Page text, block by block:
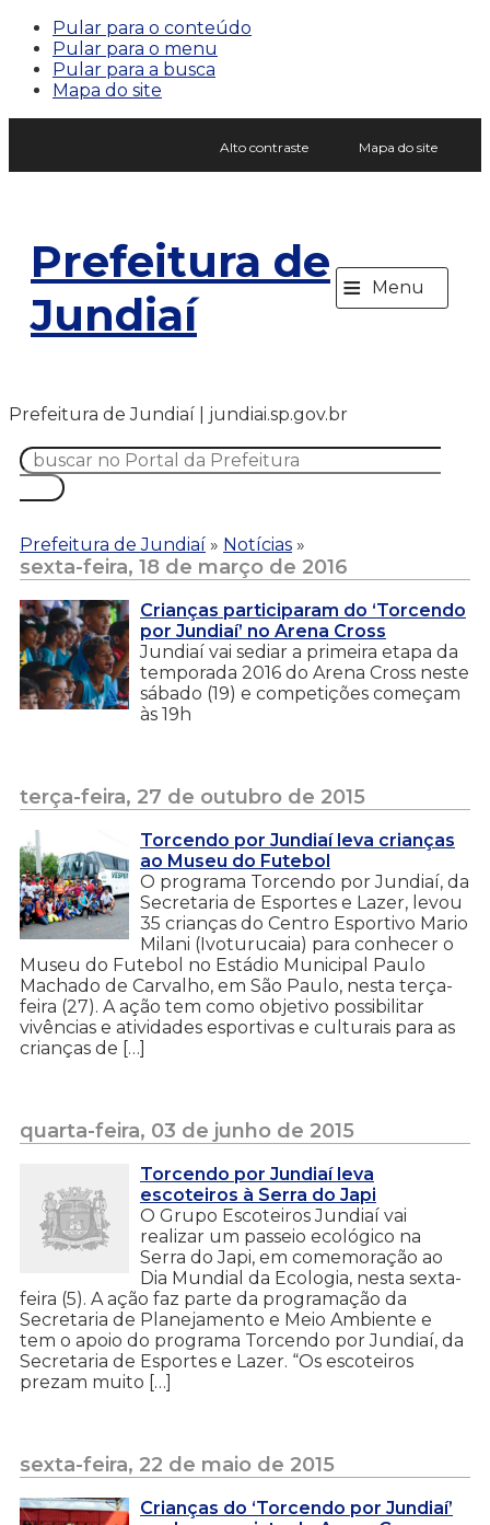
Pular para o conteúdo
Pular para o menu
Pular para a busca
Mapa do site
Alto contraste Mapa do site
Prefeitura de
Jundiaí
≡ Menu
Prefeitura de Jundiaí | jundiai.sp.gov.br
Prefeitura de Jundiaí » Notícias »
sexta-feira, 18 de março de 2016
Crianças participaram do ‘Torcendo
por Jundiaí’ no Arena Cross
Jundiaí vai sediar a primeira etapa da
temporada 2016 do Arena Cross neste
sábado (19) e competições começam
às 19h
terça-feira, 27 de outubro de 2015
Torcendo por Jundiaí leva crianças
ao Museu do Futebol
O programa Torcendo por Jundiaí, da
Secretaria de Esportes e Lazer, levou
35 crianças do Centro Esportivo Mario
Milani (Ivoturucaia) para conhecer o
Museu do Futebol no Estádio Municipal Paulo
Machado de Carvalho, em São Paulo, nesta terça-
feira (27). A ação tem como objetivo possibilitar
vivências e atividades esportivas e culturais para as
crianças de […]
quarta-feira, 03 de junho de 2015
Torcendo por Jundiaí leva
escoteiros à Serra do Japi
O Grupo Escoteiros Jundiaí vai
realizar um passeio ecológico na
Serra do Japi, em comemoração ao
Dia Mundial da Ecologia, nesta sexta-
feira (5). A ação faz parte da programação da
Secretaria de Planejamento e Meio Ambiente e
tem o apoio do programa Torcendo por Jundiaí, da
Secretaria de Esportes e Lazer. “Os escoteiros
prezam muito […]
sexta-feira, 22 de maio de 2015
Crianças do ‘Torcendo por Jundiaí’